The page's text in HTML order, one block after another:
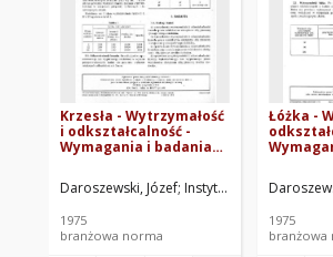
Krzesła - Wytrzymałość
i odkształcalność -
Wymagania i badania
Daroszewski, Józef Instytut Technologii
1975
branżowa norma
Łóżka -
1975
branżowa